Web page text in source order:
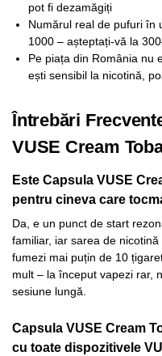
pot fi dezamăgiți
Numărul real de pufuri în
1000 – așteptați-vă la
Pe piața din România nu
ești sensibil la nicotină,
Întrebări
VUSE Cream
Este Capsula VUSE
pentru cineva care
Da, e un punct de start
familiar, iar sarea de
fumezi mai puțin de 10
mult – la început vapezi rar,
sesiune lungă.
Capsula VUSE Cream
cu toate dispozitivele